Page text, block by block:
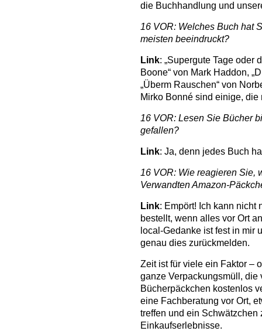
die Buchhandlung und
16 VOR: Welches Buch hat
meisten beeindruckt?
Link: „Supergute Tage oder
Boone“ von Mark Haddon,
„Überm Rauschen“ von
Mirko Bonné sind einige,
16 VOR: Lesen Sie Bücher
gefallen?
Link: Ja, denn jedes Buch
16 VOR: Wie reagieren Sie,
Verwandten Amazon-
Link: Empört! Ich kann nicht
bestellt, wenn alles vor Ort
local-Gedanke ist fest in mir
genau dies zurückmelden.
Zeit ist für viele ein Faktor –
ganze Verpackungsmüll,
Bücherpäckchen kostenlos
eine Fachberatung vor Ort,
treffen und ein
Einkaufserlebnisse.